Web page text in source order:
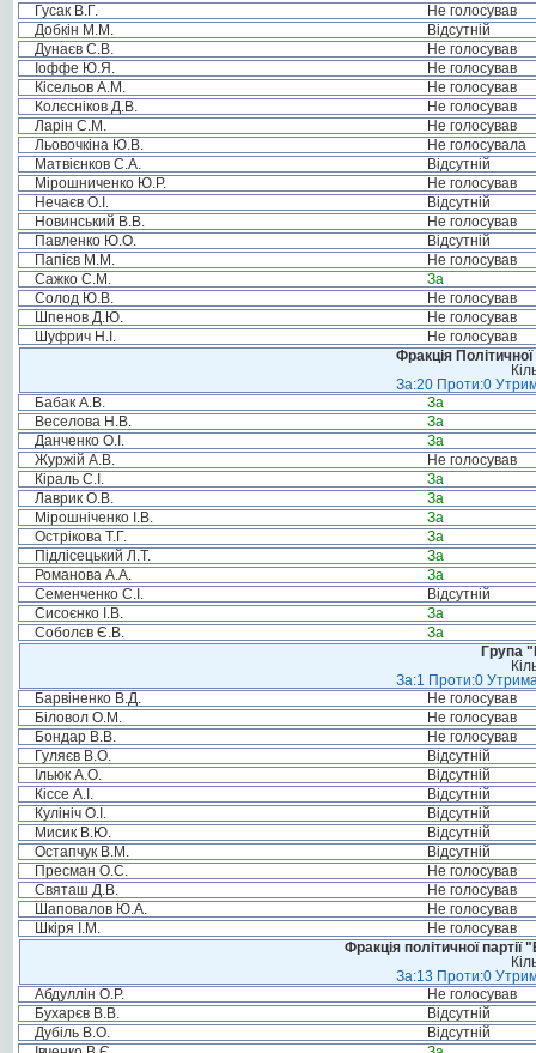
Гусак В.Г.
Не голосував
Добкін М.М.
Відсутній
Дунаєв С.В.
Не голосував
Іоффе Ю.Я.
Не голосував
Кісельов А.М.
Не голосував
Колєсніков Д.В.
Не голосував
Ларін С.М.
Не голосував
Льовочкіна Ю.В.
Не голосувала
Матвієнков С.А.
Відсутній
Мірошниченко Ю.Р.
Не голосував
Нечаєв О.І.
Відсутній
Новинський В.В.
Не голосував
Павленко Ю.О.
Відсутній
Папієв М.М.
Не голосував
Сажко С.М.
За
Солод Ю.В.
Не голосував
Шпенов Д.Ю.
Не голосував
Шуфрич Н.І.
Не голосував
Фракція
За:20 Проти:0
Бабак А.В.
За
Веселова Н.В.
За
Данченко О.І.
За
Журжій А.В.
Не голосував
Кіраль С.І.
За
Лаврик О.В.
За
Мірошніченко І.В.
За
Острікова Т.Г.
За
Підлісецький Л.Т.
За
Романова А.А.
За
Семенченко С.І.
Відсутній
Сисоєнко І.В.
За
Соболєв Є.В.
За
Група
За:1 Проти:0
Барвіненко В.Д.
Не голосував
Біловол О.М.
Не голосував
Бондар В.В.
Не голосував
Гуляєв В.О.
Відсутній
Ільюк А.О.
Відсутній
Кіссе А.І.
Відсутній
Кулініч О.І.
Відсутній
Мисик В.Ю.
Відсутній
Остапчук В.М.
Відсутній
Пресман О.С.
Не голосував
Святаш Д.В.
Не голосував
Шаповалов Ю.А.
Не голосував
Шкіря І.М.
Не голосував
Фракція політичної
За:13 Проти:0
Абдуллін О.Р.
Не голосував
Бухарєв В.В.
Відсутній
Дубіль В.О.
Відсутній